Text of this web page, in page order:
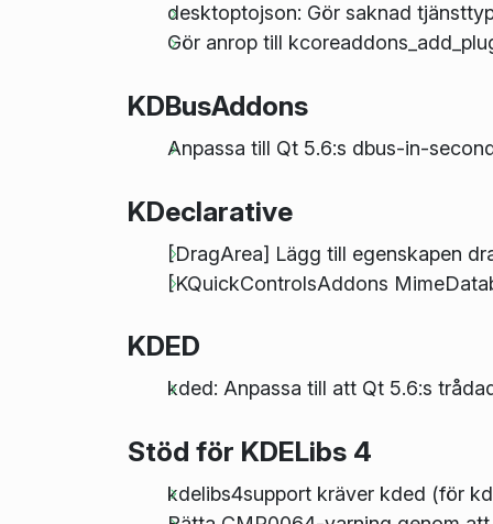
desktoptojson: Gör saknad
Gör anrop till
KDBusAddons
Anpassa till Qt 5.6:s dbus-in-
KDeclarative
[DragArea] Lägg till egenskapen
[KQuickControlsAddons
KDED
kded: Anpassa till att Qt 5.6:s
Stöd för KDELibs 4
kdelibs4support kräver kded (för